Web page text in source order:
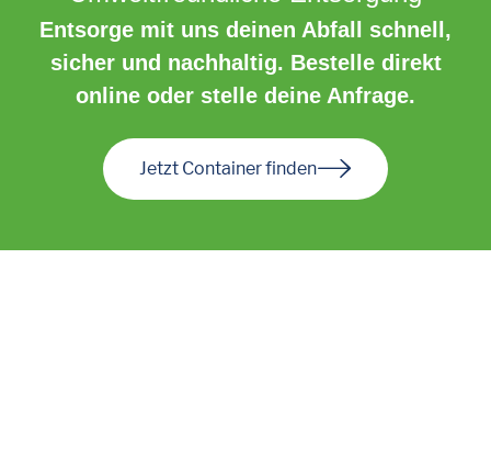
Entsorge mit uns deinen Abfall schnell,
sicher und nachhaltig. Bestelle direkt
online oder stelle deine Anfrage.
Jetzt Container finden